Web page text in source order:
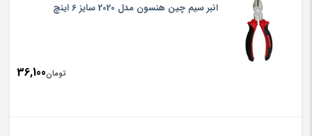
انبر سیم چین هنسون مدل 2020 سایز 6 اینچ
تومان36,100